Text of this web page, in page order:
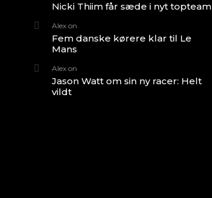
Nicki Thiim får sæde i nyt topteam
Alexon
Fem danske kørere klar til Le
Mans
Alexon
Jason Watt om sin ny racer: Helt
vildt